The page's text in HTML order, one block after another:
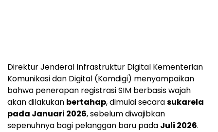
Direktur Jenderal Infrastruktur Digital Kementerian
Komunikasi dan Digital (Komdigi) menyampaikan
bahwa penerapan registrasi SIM berbasis wajah
akan dilakukan bertahap, dimulai secarasukarela
pada Januari 2026, sebelum diwajibkan
sepenuhnya bagi pelanggan baru pada Juli 2026.